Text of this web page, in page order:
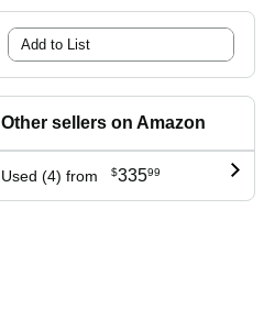
Add to List
Other sellers on Amazon
Used (4) from $33599